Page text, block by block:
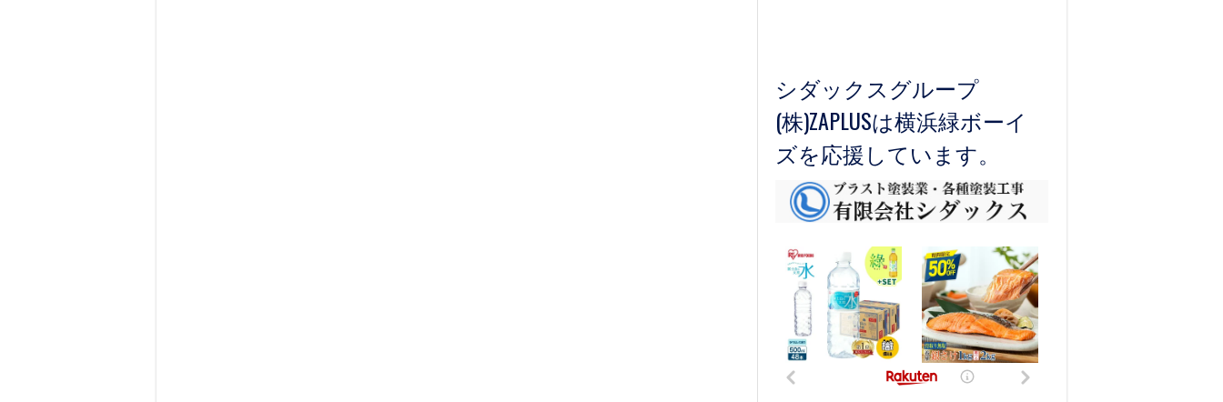
シダックスグループ
(株)ZAPLUSは横浜緑ボーイ
ズを応援しています。